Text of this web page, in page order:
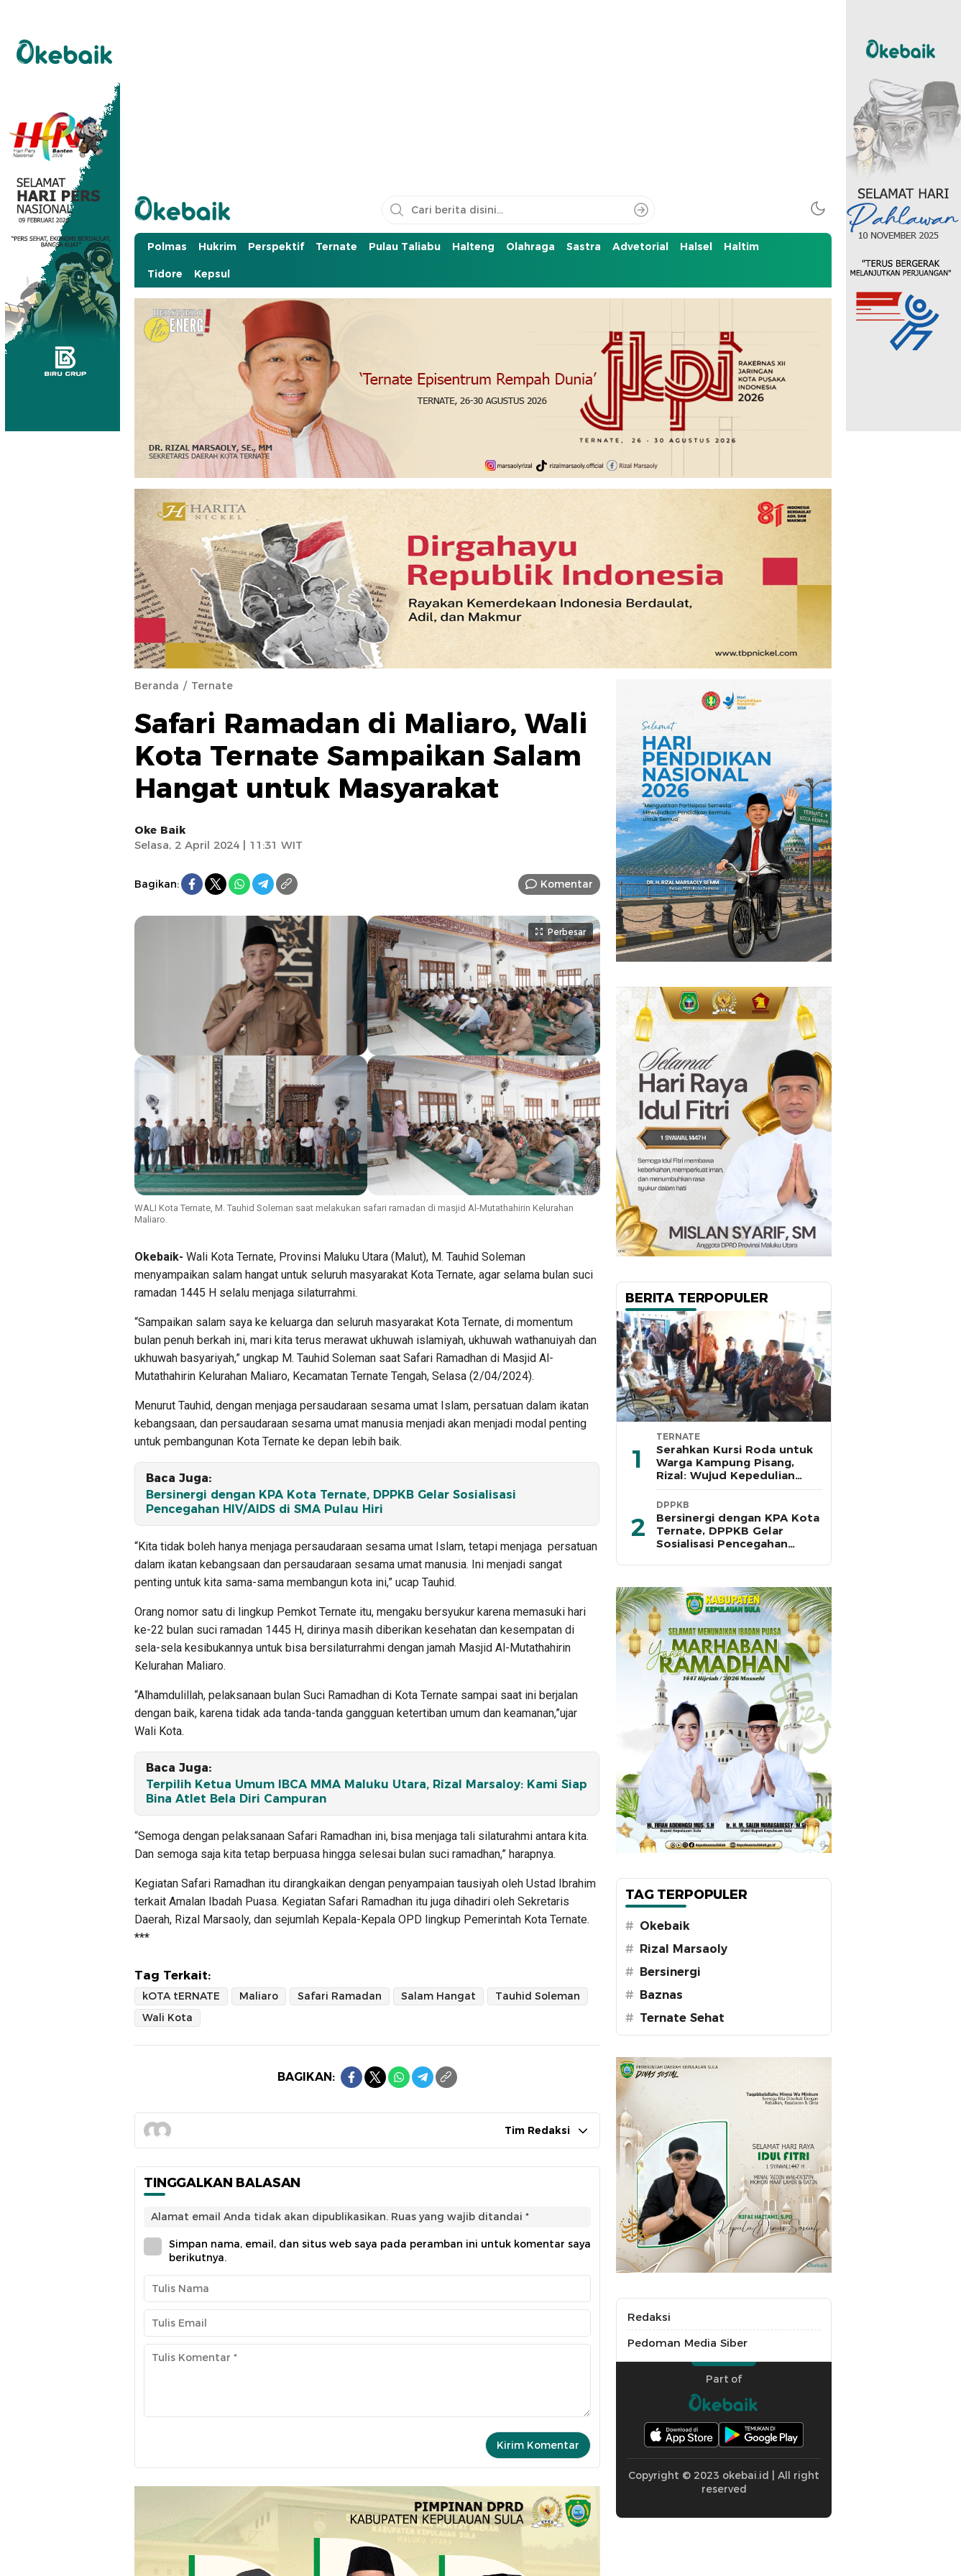
Okebaik.id
Baiknya Dibaca
Polmas Hukrim Perspektif Ternate Pulau Taliabu Halteng Olahraga Sastra Advetorial Halsel Haltim
Tidore Kepsul
Beranda Ternate
Safari Ramadan di Maliaro, Wali
Kota Ternate Sampaikan Salam
Hangat untuk Masyarakat
Oke Baik
Selasa, 2 April 2024 | 11:31 WIT
Bagikan: Komentar
Perbesar
WALI Kota Ternate, M. Tauhid Soleman saat melakukan safari ramadan di masjid Al-Mutathahirin Kelurahan
Maliaro.
Okebaik- Wali Kota Ternate, Provinsi Maluku Utara (Malut), M. Tauhid Soleman
menyampaikan salam hangat untuk seluruh masyarakat Kota Ternate, agar selama bulan suci
ramadan 1445 H selalu menjaga silaturrahmi.
“Sampaikan salam saya ke keluarga dan seluruh masyarakat Kota Ternate, di momentum
bulan penuh berkah ini, mari kita terus merawat ukhuwah islamiyah, ukhuwah wathanuiyah dan
ukhuwah basyariyah,” ungkap M. Tauhid Soleman saat Safari Ramadhan di Masjid Al-
Mutathahirin Kelurahan Maliaro, Kecamatan Ternate Tengah, Selasa (2/04/2024).
Menurut Tauhid, dengan menjaga persaudaraan sesama umat Islam, persatuan dalam ikatan
kebangsaan, dan persaudaraan sesama umat manusia menjadi akan menjadi modal penting
untuk pembangunan Kota Ternate ke depan lebih baik.
Baca Juga:
Bersinergi dengan KPA Kota Ternate, DPPKB Gelar Sosialisasi
Pencegahan HIV/AIDS di SMA Pulau Hiri
“Kita tidak boleh hanya menjaga persaudaraan sesama umat Islam, tetapi menjaga persatuan
dalam ikatan kebangsaan dan persaudaraan sesama umat manusia. Ini menjadi sangat
penting untuk kita sama-sama membangun kota ini,” ucap Tauhid.
Orang nomor satu di lingkup Pemkot Ternate itu, mengaku bersyukur karena memasuki hari
ke-22 bulan suci ramadan 1445 H, dirinya masih diberikan kesehatan dan kesempatan di
sela-sela kesibukannya untuk bisa bersilaturrahmi dengan jamah Masjid Al-Mutathahirin
Kelurahan Maliaro.
“Alhamdulillah, pelaksanaan bulan Suci Ramadhan di Kota Ternate sampai saat ini berjalan
dengan baik, karena tidak ada tanda-tanda gangguan ketertiban umum dan keamanan,”ujar
Wali Kota.
Baca Juga:
Terpilih Ketua Umum IBCA MMA Maluku Utara, Rizal Marsaloy: Kami Siap
Bina Atlet Bela Diri Campuran
“Semoga dengan pelaksanaan Safari Ramadhan ini, bisa menjaga tali silaturahmi antara kita.
Dan semoga saja kita tetap berpuasa hingga selesai bulan suci ramadhan,” harapnya.
Kegiatan Safari Ramadhan itu dirangkaikan dengan penyampaian tausiyah oleh Ustad Ibrahim
terkait Amalan Ibadah Puasa. Kegiatan Safari Ramadhan itu juga dihadiri oleh Sekretaris
Daerah, Rizal Marsaoly, dan sejumlah Kepala-Kepala OPD lingkup Pemerintah Kota Ternate.
***
Tag Terkait:
kOTA tERNATE Maliaro Safari Ramadan Salam Hangat
Tauhid Soleman
Wali Kota
BAGIKAN:
Tim Redaksi
TINGGALKAN BALASAN
Alamat email Anda tidak akan dipublikasikan. Ruas yang wajib ditandai *
Simpan nama, email, dan situs web saya pada peramban ini untuk komentar saya
berikutnya.
BERITA TERPOPULER
1
TERNATE
Serahkan Kursi Roda untuk
Warga Kampung Pisang,
Rizal: Wujud Kepedulian
Pemkot dan Baznas Ternate
2
DPPKB
Bersinergi dengan KPA Kota
Ternate, DPPKB Gelar
Sosialisasi Pencegahan
TAG TERPOPULER
# Okebaik
# Rizal Marsaoly
# Bersinergi
# Baznas
# Ternate Sehat
Redaksi
Pedoman Media Siber
Part of
Copyright © 2023 okebai.id | All right
reserved